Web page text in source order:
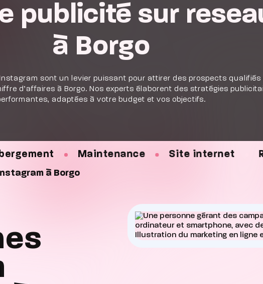
publicité sur
à Borgo
sont un levier puissant pour attirer des prospects qualifiés
d’affaires à Borgo. Nos experts élaborent des stratégies
adaptées à votre budget et vos objectifs.
Maintenance Site internet
à Borgo